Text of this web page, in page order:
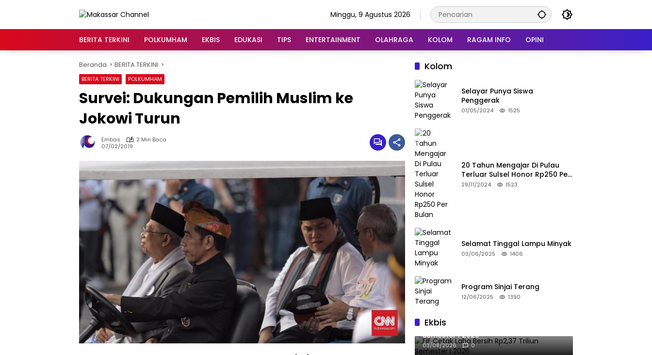
Minggu, 9 Agustus 2026
BERITA TERKINI POLKUMHAM EKBIS EDUKASI TIPS ENTERTAINMENT OLAHRAGA KOLOM RAGAM INFO OPINI
Beranda BERITA TERKINI
BERITA TERKINI POLKUMHAM
Survei: Dukungan Pemilih Muslim ke
Jokowi Turun
Embas
2 Min Baca
07/02/2019
Kolom
Selayar Punya Siswa
Penggerak
01/05/2024 1525
20 Tahun Mengajar Di Pulau
Terluar Sulsel Honor Rp250 Per
Bulan
29/11/2024 1523
Selamat Tinggal Lampu Minyak
03/06/2025 1406
Program Sinjai Terang
12/06/2025 1390
Ekbis
FIF Cetak Laba Bersih Rp2,37 Triliun
Semester I 2026
03/08/2026 0